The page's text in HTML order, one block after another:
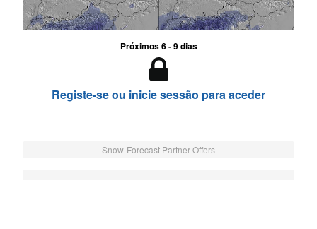
Próximos 6 - 9 dias
Registe-se ou inicie sessão para aceder
Snow-Forecast Partner Offers